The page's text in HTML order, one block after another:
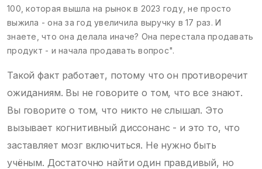
100, которая вышла на рынок в 2023 году, не просто
выжила - она за год увеличила выручку в 17 раз. И
знаете, что она делала иначе? Она перестала продавать
продукт - и начала продавать вопрос".
Такой факт работает, потому что он противоречит
ожиданиям. Вы не говорите о том, что все знают.
Вы говорите о том, что никто не слышал. Это
вызывает когнитивный диссонанс - и это то, что
заставляет мозг включиться. Не нужно быть
учёным. Достаточно найти один правдивый, но